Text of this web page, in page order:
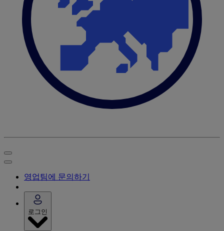
영업팀에 문의하기
로그인